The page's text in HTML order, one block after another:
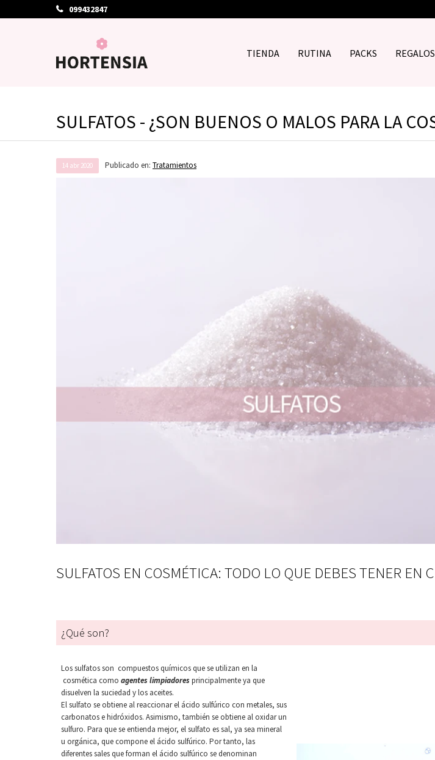
TIENDA RUTINA PACKS REGALOS
099432847
SULFATOS - ¿SON BUENOS O MALOS PARA LA
14 abr 2020 Publicado en: Tratamientos
SULFATOS EN COSMÉTICA: TODO LO QUE DEBES TENER EN
¿Qué son?
Los sulfatos son compuestos químicos que se utilizan en la
cosmética como agentes limpiadoresprincipalmente ya que
disuelven la suciedad y los aceites.
El sulfato se obtiene al reaccionar el ácido sulfúrico con metales, sus
carbonatos e hidróxidos. Asimismo, también se obtiene al oxidar un
sulfuro. Para que se entienda mejor, el sulfato es sal, ya sea mineral
u orgánica, que compone el ácido sulfúrico. Por tanto, las
diferentes sales que forman el ácido sulfúrico se denominan